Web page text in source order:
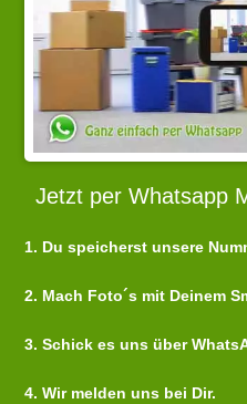
Jetzt per Whatsapp
1. Du speicherst unsere
2. Mach Foto´s mit Deinem
3. Schick es uns über
4. Wir melden uns bei Dir.